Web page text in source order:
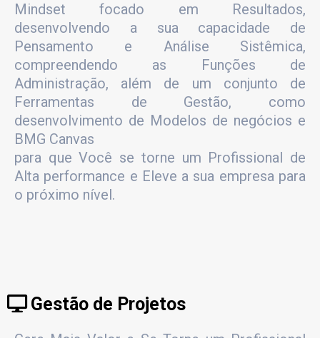
Mindset focado em Resultados,
desenvolvendo a sua capacidade de
Pensamento e Análise Sistêmica,
compreendendo as Funções de
Administração, além de um conjunto de
Ferramentas de Gestão, como
desenvolvimento de Modelos de negócios e
BMG Canvas
para que Você se torne um Profissional de
Alta performance e Eleve a sua empresa para
o próximo nível.
Gestão de Projetos